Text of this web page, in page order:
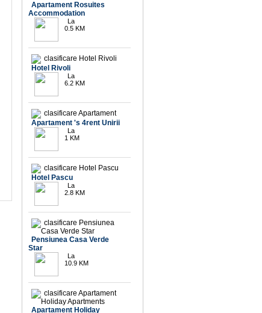
Apartament Rosuites
Accommodation
La
0.5 KM
Hotel Rivoli
La
6.2 KM
Apartament 's 4rent Unirii
La
1 KM
Hotel Pascu
La
2.8 KM
Pensiunea Casa Verde
Star
La
10.9 KM
Apartament Holiday